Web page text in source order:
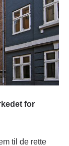
for
til de rette